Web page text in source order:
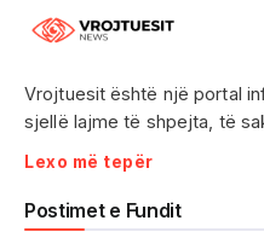
Vrojtuesit është një portal
sjellë lajme të shpejta, të
treguar realitetin pa
ngjarjet e aktualitetit,
qytetare dhe zhvillimet që
Lexo më tepër
Postimet e Fundit